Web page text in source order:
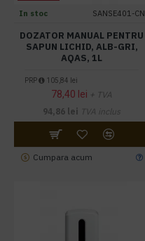
In stoc SANSE401-CN
DOZATOR MANUAL PENTRU
SAPUN LICHID, ALB-GRI,
AQAS, 1L
PRP 105,84 lei
78,40 lei + TVA
94,86 lei TVA inclus
Cumpara acum